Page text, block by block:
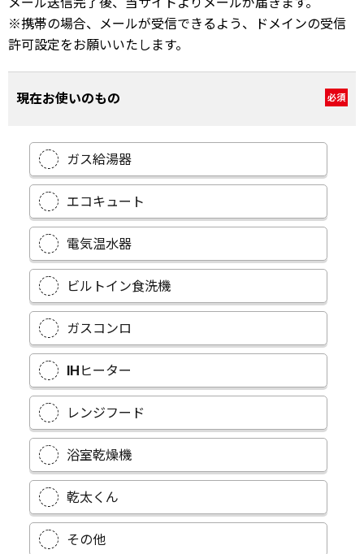
※携帯の場合、メールが受信できるよう、ドメインの受信
許可設定をお願いいたします。
現在お使いのもの 必須
ガス給湯器
エコキュート
電気温水器
ビルトイン食洗機
ガスコンロ
IHヒーター
レンジフード
浴室乾燥機
乾太くん
その他